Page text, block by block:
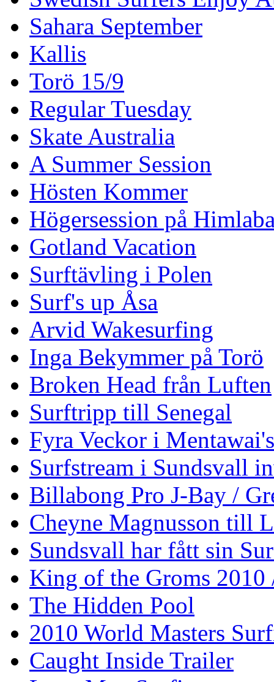
Sahara September
Kallis
Torö 15/9
Regular Tuesday
Skate Australia
A Summer Session
Hösten Kommer
Högersession på
Gotland Vacation
Surftävling i Polen
Surf's up Åsa
Arvid Wakesurfing
Inga Bekymmer på Torö
Broken Head från Luften
Surftripp till Senegal
Fyra Veckor i Mentawai's
Surfstream i Sundsvall
Billabong Pro J-Bay /
Cheyne Magnusson till
Sundsvall har fått sin
King of the Groms
The Hidden Pool
2010 World Masters
Caught Inside Trailer